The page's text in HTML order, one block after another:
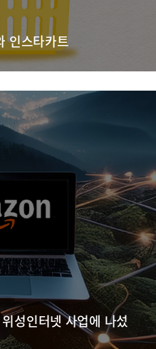
인스타카트
성인터넷 사업에 나섰